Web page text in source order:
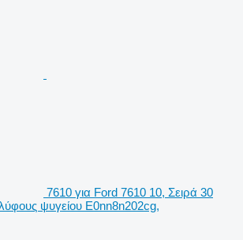
7610 για Ford 7610 10, Σειρά 30
ψυγείου E0nn8n202cg,